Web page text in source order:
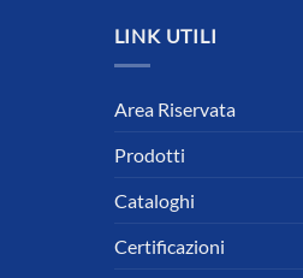
LINK UTILI
Area Riservata
Prodotti
Cataloghi
Certificazioni